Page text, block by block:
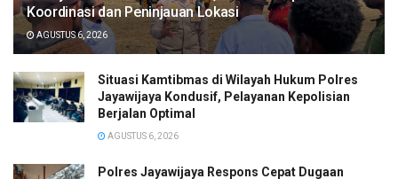
Koordinasi dan Peninjauan Lokasi
AGUSTUS 6, 2026
Situasi Kamtibmas di Wilayah Hukum Polres
Jayawijaya Kondusif, Pelayanan Kepolisian
Berjalan Optimal
AGUSTUS 6, 2026
Polres Jayawijaya Respons Cepat Dugaan